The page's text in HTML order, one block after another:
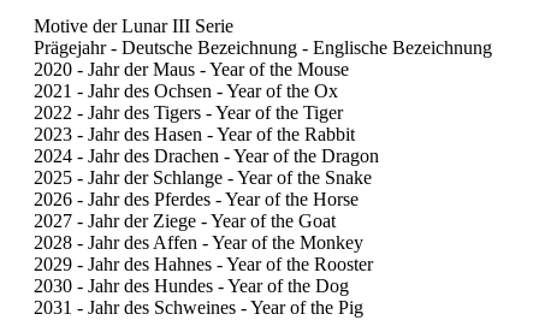
Motive der Lunar III Serie
Prägejahr - Deutsche Bezeichnung - Englische Bezeichnung
2020 - Jahr der Maus - Year of the Mouse
2021 - Jahr des Ochsen - Year of the Ox
2022 - Jahr des Tigers - Year of the Tiger
2023 - Jahr des Hasen - Year of the Rabbit
2024 - Jahr des Drachen - Year of the Dragon
2025 - Jahr der Schlange - Year of the Snake
2026 - Jahr des Pferdes - Year of the Horse
2027 - Jahr der Ziege - Year of the Goat
2028 - Jahr des Affen - Year of the Monkey
2029 - Jahr des Hahnes - Year of the Rooster
2030 - Jahr des Hundes - Year of the Dog
2031 - Jahr des Schweines - Year of the Pig